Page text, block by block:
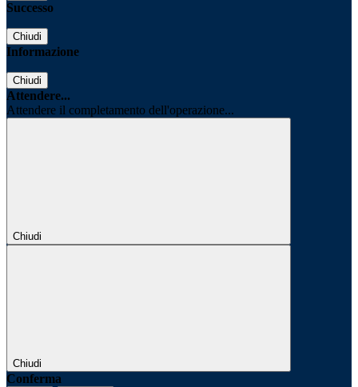
Successo
Chiudi
Informazione
Chiudi
Attendere...
Attendere il completamento dell'operazione...
Chiudi
Chiudi
Conferma